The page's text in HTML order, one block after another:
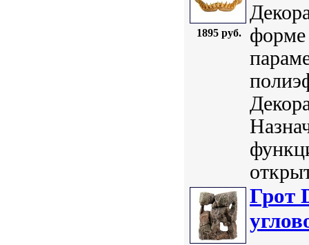
1895 руб.
форме
Грот